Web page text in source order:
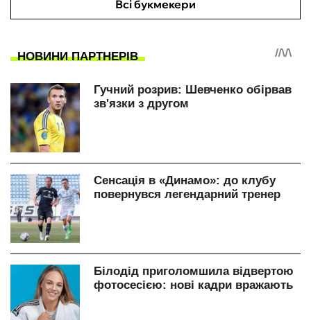
Всі букмекери